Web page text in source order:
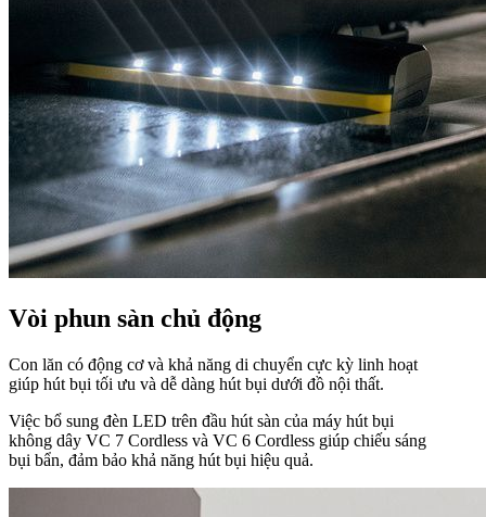
Vòi phun sàn chủ động
Con lăn có động cơ và khả năng di chuyển cực kỳ linh hoạt
giúp hút bụi tối ưu và dễ dàng hút bụi dưới đồ nội thất.
Việc bổ sung đèn LED trên đầu hút sàn của máy hút bụi
không dây VC 7 Cordless và VC 6 Cordless giúp chiếu sáng
bụi bẩn, đảm bảo khả năng hút bụi hiệu quả.